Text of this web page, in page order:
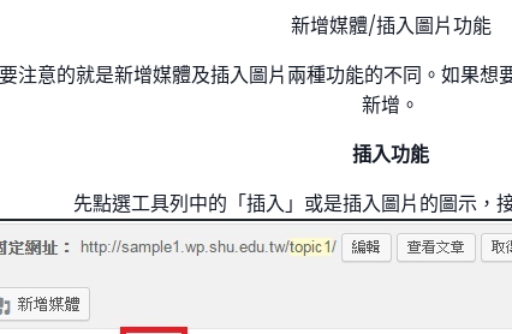
新增媒體/插入圖片功能
意的就是新增媒體及插入圖片兩種功能的不同。如果
新增。
插入功能
先點選工具列中的「插入」或是插入圖片的圖示，